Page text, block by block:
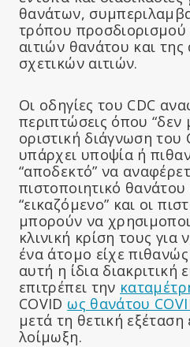
θανάτων,
τρόπου
αιτιών θανάτου και
σχετικών αιτιών.
Οι οδηγίες του CDC
περιπτώσεις όπου “δεν
οριστική διάγνωση του
υπάρχει υποψία ή
“αποδεκτό” να
πιστοποιητικό θανάτου
“εικαζόμενο” και οι
μπορούν να
κλινική κρίση τους
ένα άτομο είχε πιθανώς
αυτή η ίδια διακριτική
επιτρέπει την
COVID ως θανάτου
μετά τη θετική
λοίμωξη.